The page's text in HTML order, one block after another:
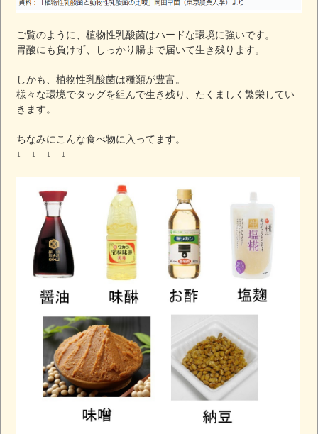
ご覧のように、植物性乳酸菌はハードな環境に強いです。
胃酸にも負けず、しっかり腸まで届いて生き残ります。
しかも、植物性乳酸菌は種類が豊富。
様々な環境でタッグを組んで生き残り、たくましく繁栄してい
きます。
ちなみにこんな食べ物に入ってます。
↓ ↓ ↓ ↓